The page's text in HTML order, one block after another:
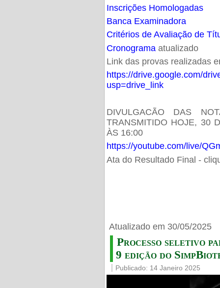
Inscrições Homologadas
Banca Examinadora
Critérios de Avaliação de
Cronogramaatualizado
Link das provas realizadas
https://drive.google.com/
usp=drive_link
DIVULGACÃO DAS
TRANSMITIDO HOJE, 30
ÀS 16:00
https://youtube.com/live/
Ata do Resultado Final -
Atualizado em 30/05/2025
Processo seletivo
9 edição do
Publicado: 14 Janeiro 2025